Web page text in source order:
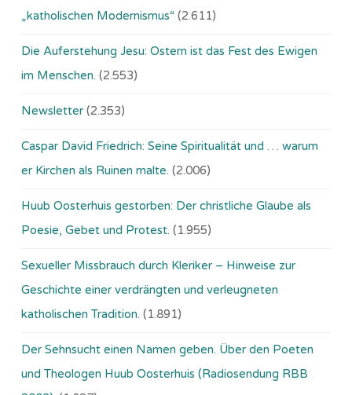
„katholischen Modernismus“ (2.611)
Die Auferstehung Jesu: Ostern ist das Fest des Ewigen
im Menschen. (2.553)
Newsletter (2.353)
Caspar David Friedrich: Seine Spiritualität und … warum
er Kirchen als Ruinen malte. (2.006)
Huub Oosterhuis gestorben: Der christliche Glaube als
Poesie, Gebet und Protest. (1.955)
Sexueller Missbrauch durch Kleriker – Hinweise zur
Geschichte einer verdrängten und verleugneten
katholischen Tradition. (1.891)
Der Sehnsucht einen Namen geben. Über den Poeten
und Theologen Huub Oosterhuis (Ra­dio­sen­dung RBB